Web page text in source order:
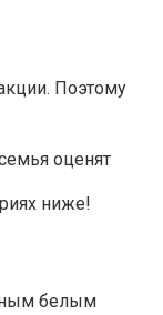
Поэтому
оценят
ниже!
белым